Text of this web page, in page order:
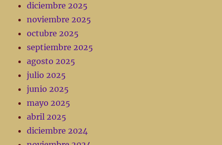
diciembre 2025
noviembre 2025
octubre 2025
septiembre 2025
agosto 2025
julio 2025
junio 2025
mayo 2025
abril 2025
diciembre 2024